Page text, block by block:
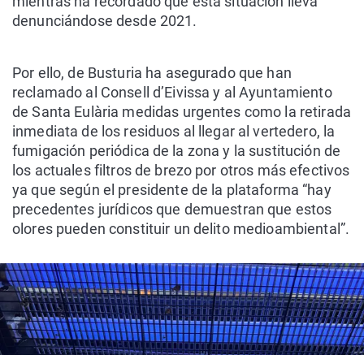
denunciándose desde 2021.
Por ello, de Busturia ha asegurado que han
reclamado al Consell d’Eivissa y al Ayuntamiento
de Santa Eulària medidas urgentes como la retirada
inmediata de los residuos al llegar al vertedero, la
fumigación periódica de la zona y la sustitución de
los actuales filtros de brezo por otros más efectivos
ya que según el presidente de la plataforma “hay
precedentes jurídicos que demuestran que estos
olores pueden constituir un delito medioambiental”.